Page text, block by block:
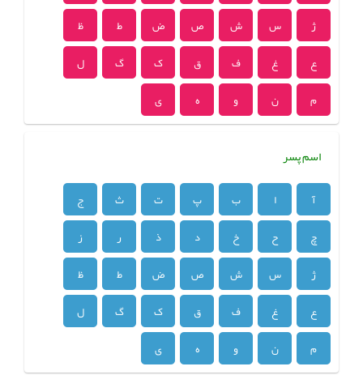
ژ
س ش ص ض ط
ظ
ع
غ ف ق ک گ
ل
م
ن و ه ی
اسم پسر
آ ا ب پ ت ث
ج
چ
ح خ د ذ ر
ز
ژ
س ش ص ض ط
ظ
ع
غ ف ق ک گ
ل
م
ن و ه ی